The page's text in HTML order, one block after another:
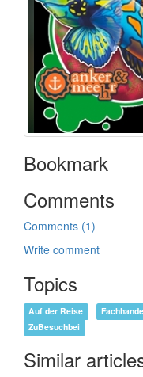
Bookmark
Comments
Comments (1)
Write comment
Topics
Auf der Reise
ZuBesuchbei
Similar